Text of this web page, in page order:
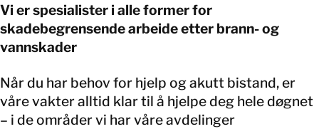
Vi er spesialister i alle former for
skadebegrensende arbeide etter brann- og
vannskader
Når du har behov for hjelp og akutt bistand, er
våre vakter alltid klar til å hjelpe deg hele døgnet
– i de områder vi har våre avdelinger